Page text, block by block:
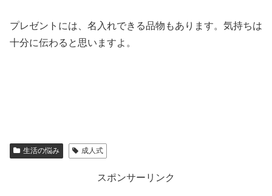
プレゼントには、名入れできる品物もあります。気持ちは
十分に伝わると思いますよ。
生活の悩み 成人式
スポンサーリンク